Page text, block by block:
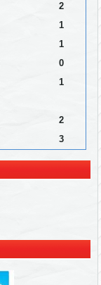
2
1
1
0
1
2
3